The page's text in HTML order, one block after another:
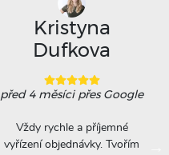
Kristyna
Dufkova
před 4 měsícipřes Google
Vždy rychle a příjemné
vyřízení objednávky. Tvořím